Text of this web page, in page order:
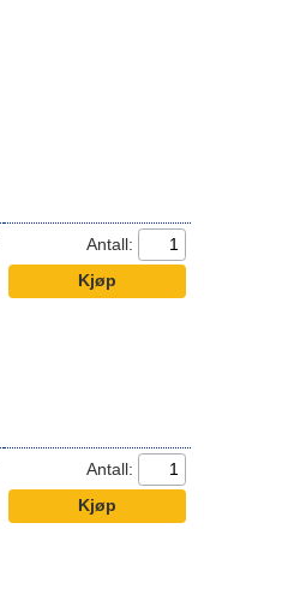
Antall:
Antall: